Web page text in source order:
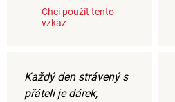
Chci použít tento
vzkaz
Každý den strávený s
přáteli je dárek,